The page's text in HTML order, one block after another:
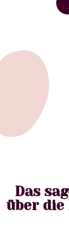
Das
über die